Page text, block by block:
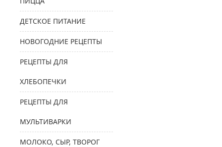
ДЕТСКОЕ ПИТАНИЕ
НОВОГОДНИЕ РЕЦЕПТЫ
РЕЦЕПТЫ ДЛЯ
ХЛЕБОПЕЧКИ
РЕЦЕПТЫ ДЛЯ
МУЛЬТИВАРКИ
МОЛОКО, СЫР, ТВОРОГ